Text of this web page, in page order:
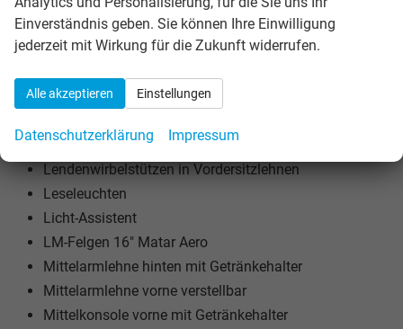
Kreuzungs-Assistent
Lautsprecher vorne/hinten (8 Stück)
Bedienelemente
LED-Scheinwerfer
Lendenwirbelstützen in Vordersitzlehnen
Leseleuchten
Licht-Assistent
LM-Felgen 16" Matar Aero
Mittelarmlehne hinten mit Getränkehalter
Mittelarmlehne vorne verstellbar
Mittelkonsole vorne mit Getränkehalter
Einverständnis geben. Sie können Ihre Einwilligung
jederzeit mit Wirkung für die Zukunft widerrufen.
Alle akzeptieren Einstellungen
Datenschutzerklärung Impressum